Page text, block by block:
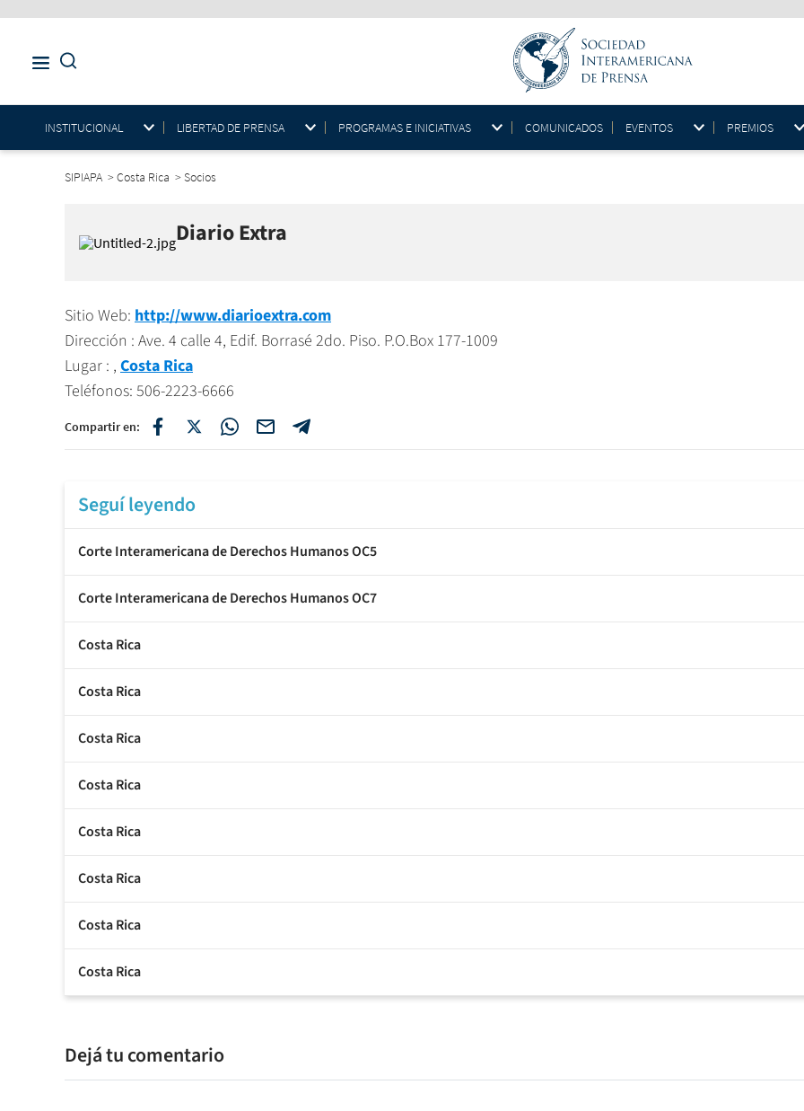
INSTITUCIONAL LIBERTAD DE PRENSA PROGRAMAS E INICIATIVAS COMUNICADOS EVENTOS PREMIOS
SIPIAPA >Costa Rica >Socios
Diario Extra
Sitio Web: http://www.diarioextra.com
Dirección : Ave. 4 calle 4, Edif. Borrasé 2do. Piso. P.O.Box 177-1009
Lugar : , Costa Rica
Teléfonos: 506-2223-6666
Compartir en:
Seguí leyendo
Corte Interamericana de Derechos Humanos OC5
Corte Interamericana de Derechos Humanos OC7
Costa Rica
Costa Rica
Costa Rica
Costa Rica
Costa Rica
Costa Rica
Costa Rica
Costa Rica
Dejá tu comentario